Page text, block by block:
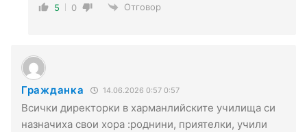
5 0 Отговор
Гражданка 14.06.2026 0:57 0:57
Всички директорки в харманлийските училища си
назначиха свои хора :роднини, приятелки, учили